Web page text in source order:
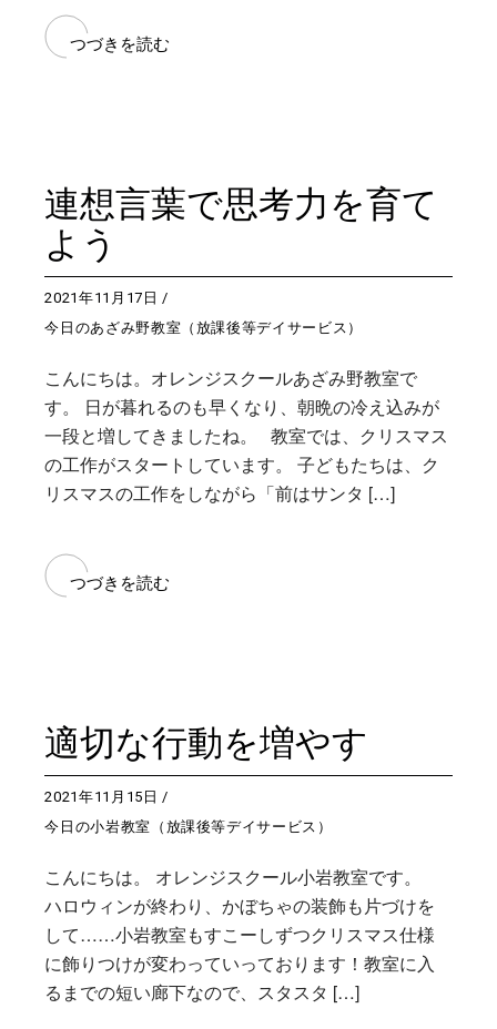
つづきを読む
連想言葉で思考力を育て
よう
2021年11月17日
今日のあざみ野教室（放課後等デイサービス）
こんにちは。オレンジスクールあざみ野教室で
す。 日が暮れるのも早くなり、朝晩の冷え込みが
一段と増してきましたね。 教室では、クリスマス
の工作がスタートしています。 子どもたちは、ク
リスマスの工作をしながら「前はサンタ […]
つづきを読む
適切な行動を増やす
2021年11月15日
今日の小岩教室（放課後等デイサービス）
こんにちは。 オレンジスクール小岩教室です。
ハロウィンが終わり、かぼちゃの装飾も片づけを
して……小岩教室もすこーしずつクリスマス仕様
に飾りつけが変わっていっております！教室に入
るまでの短い廊下なので、スタスタ […]